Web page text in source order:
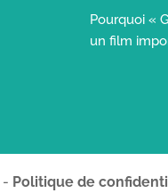
Pourquoi «
un film
- Politique de